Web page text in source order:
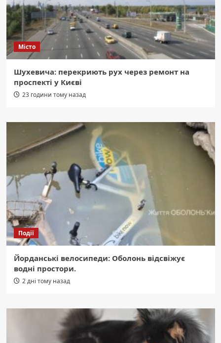
Місто
Шухевича: перекриють рух через ремонт на
проспекті у Києві
23 години тому назад
Події
Йорданські велосипеди: Оболонь відсвіжує
водні простори.
2 дні тому назад